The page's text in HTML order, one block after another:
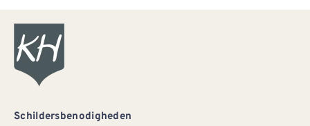
Schildersbenodigheden